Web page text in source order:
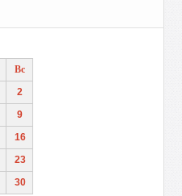
Вс
2
9
16
23
30